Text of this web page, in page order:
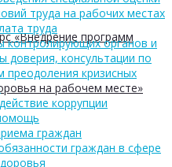
«Внедрение программ
на рабочем месте»
труда на рабочих местах
труда
контролирующих органов и
доверия, консультации по
преодоления кризисных
коррупции
граждан
граждан в сфере